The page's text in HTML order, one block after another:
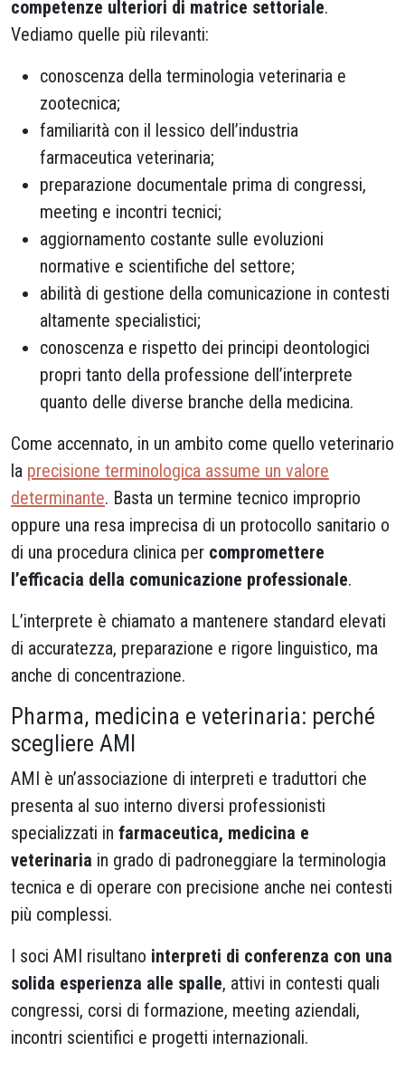
competenze ulteriori di matrice settoriale.
Vediamo quelle più rilevanti:
conoscenza della terminologia veterinaria e
zootecnica;
familiarità con il lessico dell’industria
farmaceutica veterinaria;
preparazione documentale prima di congressi,
meeting e incontri tecnici;
aggiornamento costante sulle evoluzioni
normative e scientifiche del settore;
abilità di gestione della comunicazione in contesti
altamente specialistici;
conoscenza e rispetto dei principi deontologici
propri tanto della professione dell’interprete
quanto delle diverse branche della medicina.
Come accennato, in un ambito come quello veterinario
la precisione terminologica assume un valore
determinante. Basta un termine tecnico improprio
oppure una resa imprecisa di un protocollo sanitario o
di una procedura clinica per compromettere
l’efficacia della comunicazione professionale.
L’interprete è chiamato a mantenere standard elevati
di accuratezza, preparazione e rigore linguistico, ma
anche di concentrazione.
Pharma, medicina e veterinaria: perché
scegliere AMI
AMI è un’associazione di interpreti e traduttori che
presenta al suo interno diversi professionisti
specializzati in farmaceutica, medicina e
veterinaria in grado di padroneggiare la terminologia
tecnica e di operare con precisione anche nei contesti
più complessi.
I soci AMI risultano interpreti di conferenza con una
solida esperienza alle spalle, attivi in contesti quali
congressi, corsi di formazione, meeting aziendali,
incontri scientifici e progetti internazionali.